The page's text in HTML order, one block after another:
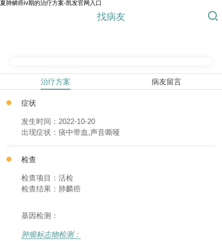
夏肺鳞癌iv期的治疗方案-凯发官网入口
找病友
治疗方案 病友留言
症状
发生时间：2022-10-20
出现症状：痰中带血,声音嘶哑
检查
检查项目：活检
检查结果：肺麟癌
基因检测：
肿瘤标志物检测：